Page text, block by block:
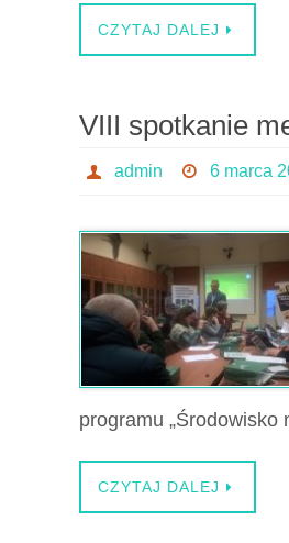
CZYTAJ DALEJ
VIII spotkanie
admin 6 marca
programu
CZYTAJ DALEJ